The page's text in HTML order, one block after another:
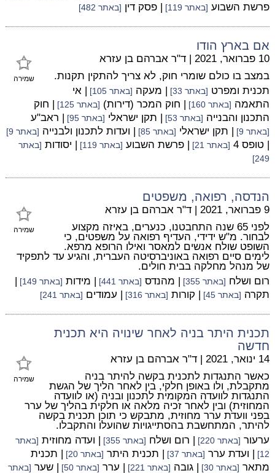
פרשת השבוע [באתר 119] | פסק דין [באתר 482]
אם בארץ הודו
שמירה
10 פברואר, 2021 | ד"ר אברהם בן עזרא
במצב בו כולם שומרי חוק, לא צריך להתקין תקנות.
תכנית ומפרט [באתר 33] | מעקה [באתר 105]
| אי
התאמה [באתר 160] | חוק המכר (דירות) [באתר 125]
| חוק
התכנון והבנייה [באתר 53] | תקן ישראלי [באתר 95] | ראב"ע
[באתר 9] | תקן ישראלי [באתר 85] | ועדות לתכנון ולבנייה [באתר 9]
| טופס 4 [באתר 21] | פרשת השבוע [באתר 119] | יסודות [באתר
249]
הנדסה, רפואה, משפטים
שמירה
9 פברואר, 2021 | ד"ר אברהם בן עזרא
לפני 65 שנה התחבטנו, כנערים, באיזה מקצוע
לבחור. מ"ש ידידי, העדיף רפואה על משפטים, כי
השופט שולח אנשים למאסר ואילו הרופא מרפא.
לימים סיים רפואה באוניברסיטה העברית, והגיע עד לתפקיד
של מנהל מחלקה בבית חולים.
רום ושלח [באתר 355] | מהנדס [באתר 441] | מידות [באתר 149]
|
תקרה [באתר 45] | קורות [באתר 316] | עמודים [באתר 241]
תכנית היתר בניה לאחר שינויה היא תכנית
חדשה
שמירה
14 ינואר, 2021 | ד"ר אברהם בן עזרא
כאשר התנגדות לתכנית בקשה להיתר בניה
מתקבלת, ולו באופן חלקי, בין לאחר הליך של הגשת
התנגדות לוועדה המקומית לתכנון ובניה (או לוועדה
המחוזית) ובין לאחר זכיה מלאה או חלקית בהליך של ערר
בפני וועדת ערר מחוזית, מתבקש כי תוכן תכנית בקשה
להיתר, המתחשבת בהסתייגויות שהועלו והתקבלו.
ערעור [באתר 220] | רום ושלח [באתר 355] | ועדה מחוזית [באתר
12]
| ועדת ערר [באתר 37] | תכנית היתר [באתר 20]
| תכנית
מתאר [באתר 30] | גובה [באתר 221] | ערר [באתר 50] | שער [באתר